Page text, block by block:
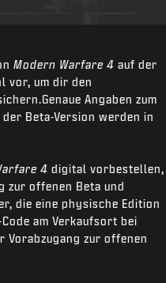
Modern Warfare 4 auf der
vor, um dir den
Angaben zum
Beta-Version werden in
4 digital vorbestellen,
zur offenen Beta und
die eine physische Edition
am Verkaufsort bei
Vorabzugang zur offenen